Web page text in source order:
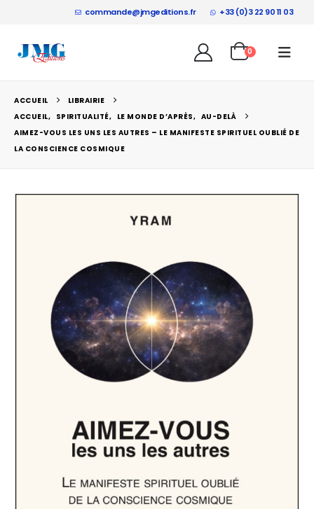
commande@jmgeditions.fr +33 (0)3 22 90 11 03
0
ACCUEIL
LIBRAIRIE
ACCUEIL, SPIRITUALITÉ, LE MONDE D’APRÈS, AU-DELÀ
AIMEZ-VOUS LES UNS LES AUTRES – LE MANIFESTE SPIRITUEL OUBLIÉ DE
LA CONSCIENCE COSMIQUE
Parasciences °141
La théologie de la lumière : Entretiens inédits avec François Brune
18,50€ 18,50€